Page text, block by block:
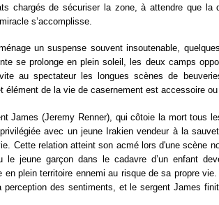
chargés de sécuriser la zone, à attendre que la
s’accomplisse.
un suspense souvent insoutenable,
se prolonge en plein soleil, les deux camps
au spectateur les longues scènes de
élément de la vie de casernement est accessoire
James (Jeremy Renner), qui côtoie la mort tous
avec un jeune Irakien vendeur à la
Cette relation atteint son acmé lors d'une scène
le jeune garçon dans le cadavre d’un enfant
en plein territoire ennemi au risque de sa propre
perception des sentiments, et le sergent James